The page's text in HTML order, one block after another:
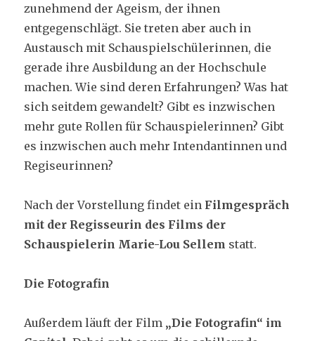
zunehmend der Ageism, der ihnen
entgegenschlägt. Sie treten aber auch in
Austausch mit Schauspielschülerinnen, die
gerade ihre Ausbildung an der Hochschule
machen. Wie sind deren Erfahrungen? Was hat
sich seitdem gewandelt? Gibt es inzwischen
mehr gute Rollen für Schauspielerinnen? Gibt
es inzwischen auch mehr Intendantinnen und
Regiseurinnen?
Nach der Vorstellung findet ein Filmgespräch
mit der Regisseurin des Films der
Schauspielerin Marie-Lou Sellem statt.
Die Fotografin
Außerdem läuft der Film „Die Fotografin“ im